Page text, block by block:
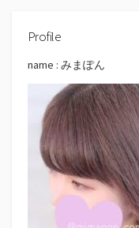
Profile
name : みまぽん